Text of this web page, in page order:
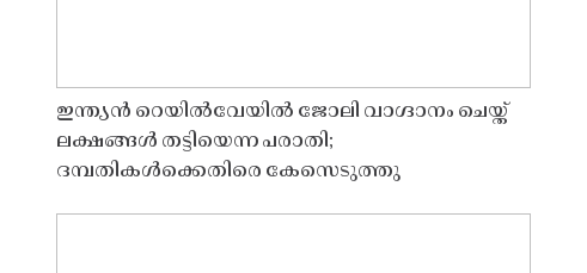
ഇന്ത്യൻ റെയിൽവേയിൽ ജോലി വാഗ്ദാനം ചെയ്ത്
ലക്ഷങ്ങൾ തട്ടിയെന്ന പരാതി;
ദമ്പതികൾക്കെതിരെ കേസെടുത്തു